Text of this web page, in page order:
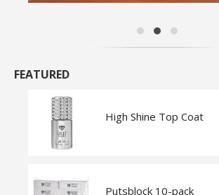
FEATURED
High Shine Top Coat
Putsblock 10-pack